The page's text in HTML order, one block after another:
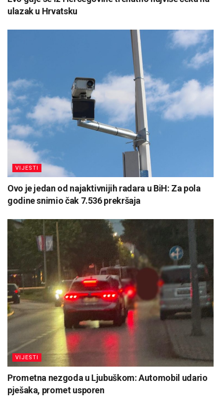
ulazak u Hrvatsku
VIJESTI
Ovo je jedan od najaktivnijih radara u BiH: Za pola
godine snimio čak 7.536 prekršaja
VIJESTI
Prometna nezgoda u Ljubuškom: Automobil udario
pješaka, promet usporen